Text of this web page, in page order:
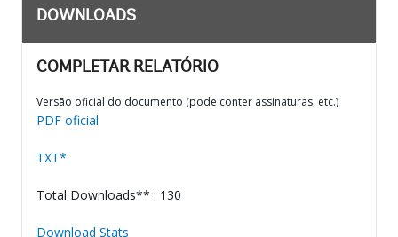
DOWNLOADS
COMPLETAR RELATÓRIO
Versão oficial do documento (pode conter assinaturas, etc.)
PDF oficial
TXT*
Total Downloads** : 130
Download Stats